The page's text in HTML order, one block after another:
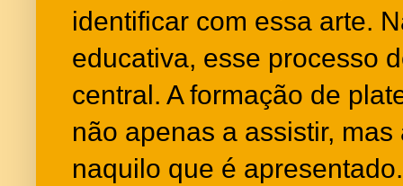
identificar com essa arte.
educativa, esse processo
central. A formação de
não apenas a assistir,
naquilo que é